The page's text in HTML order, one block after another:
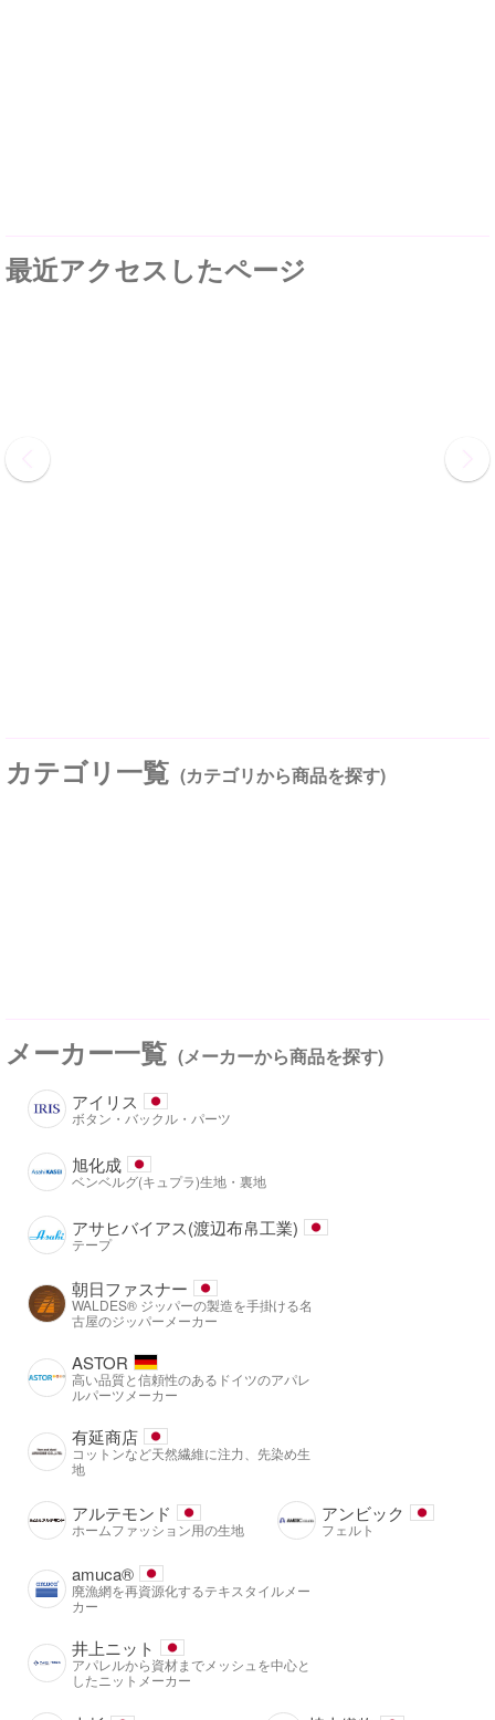
最近アクセスしたページ
カテゴリ一覧 (カテゴリから商品を探す)
メーカー一覧 (メーカーから商品を探す)
アイリス
ボタン・バックル・パーツ
旭化成
ベンベルグ(キュプラ)生地・裏地
アサヒバイアス(渡辺布帛工業)
テープ
朝日ファスナー
WALDES® ジッパーの製造を手掛ける名
古屋のジッパーメーカー
ASTOR
高い品質と信頼性のあるドイツのアパレ
ルパーツメーカー
有延商店
コットンなど天然繊維に注力、先染め生
地
アルテモンド
ホームファッション用の生地
アンビック
フェルト
amuca®️
廃漁網を再資源化するテキスタイルメー
カー
井上ニット
アパレルから資材までメッシュを中心と
したニットメーカー